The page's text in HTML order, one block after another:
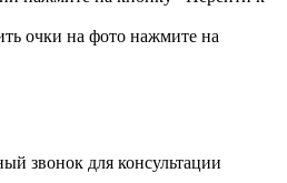
очки на фото нажмите на
звонок для консультации